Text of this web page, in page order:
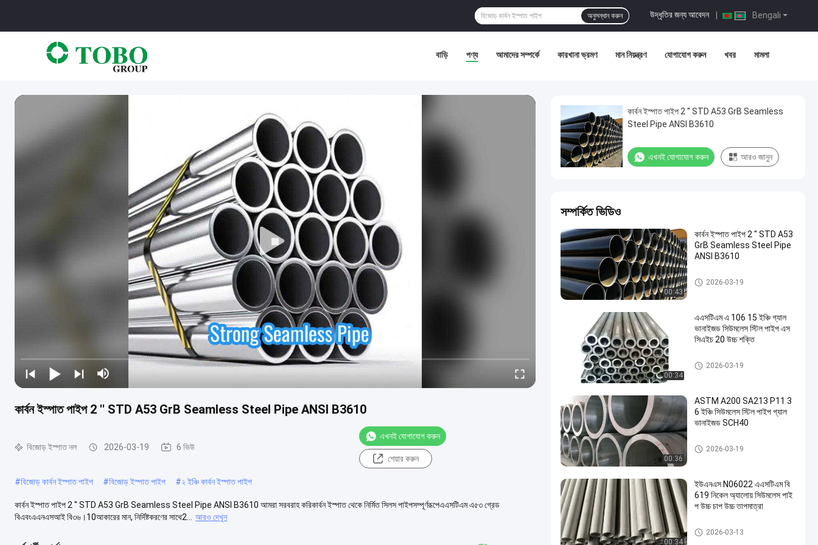
Bengali
উদ্ধৃতির জন্য আবেদন
অনুসন্ধান করুন
বাড়ি পণ্য আমাদের সম্পর্কে কারখানা ভ্রমণ মান নিয়ন্ত্রণ যোগাযোগ করুন খবর মামলা
কার্বন ইস্পাত পাইপ 2 ′′ STD A53 GrB Seamless Steel Pipe ANSI B3610
বিজোড় ইস্পাত নল 2026-03-19 6 ভিউ
এখনই যোগাযোগ করুন
শেয়ার করুন
#বিজোড় কার্বন ইস্পাত পাইপ #বিজোড় ইস্পাত পাইপ #২ ইঞ্চি কার্বন ইস্পাত পাইপ
কার্বন ইস্পাত পাইপ 2 ′′ STD A53 GrB Seamless Steel Pipe ANSI B3610 আমরা সরবরাহ করিকার্বন ইস্পাত থেকে নির্মিত সিলস পাইপসম্পূর্ণরূপেএএসটিএম এ৫৩ গ্রেড
বিএবংএএনএসআই বি৩৬।10আকারের মান, নির্দিষ্টকরণের সাথে2...
আরও দেখুন
কার্বন ইস্পাত পাইপ 2 ′′ STD A53 GrB Seamless
Steel Pipe ANSI B3610
এখনই যোগাযোগ করুন আরও জানুন
সম্পর্কিত ভিডিও
00:43
কার্বন ইস্পাত পাইপ 2 ′′ STD A53
GrB Seamless Steel Pipe
ANSI B3610
বিজোড় ইস্পাত নল
2026-03-19
00:34
এএসটিএম এ 106 15 ইঞ্চি গ্যাল
ভানাইজড সিউমলেস স্টিল পাইপ এস
সিএইচ 20 উচ্চ শক্তি
বিজোড় ইস্পাত নল
2026-03-19
00:36
ASTM A200 SA213 P11 3
6 ইঞ্চি সিউমলেস স্টিল পাইপ গ্যাল
ভানাইজড SCH40
বিজোড় ইস্পাত নল
2026-03-19
00:34
ইউএনএস N06022 এএসটিএম বি
619 নিকেল অ্যালোয় সিউমলেস পাই
প উচ্চ চাপ উচ্চ তাপমাত্রা
বিজোড় ইস্পাত নল
2026-03-13